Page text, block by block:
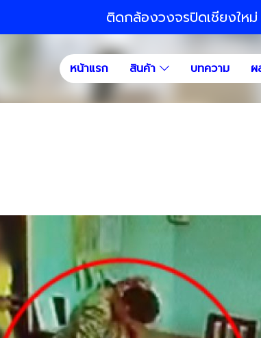
ติดกล้องวงจรปิดเชียงใหม่
หน้าแรก สินค้า บทความ ผ